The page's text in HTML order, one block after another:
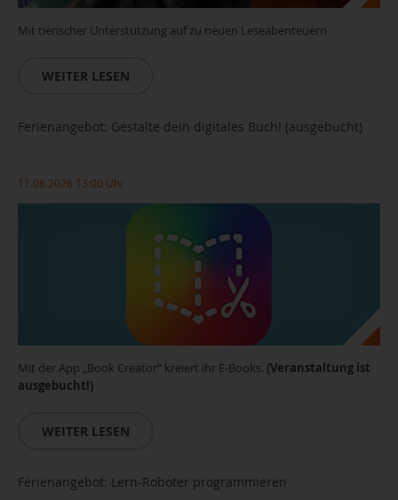
Mit tierischer Unterstützung auf zu neuen Leseabenteuern
WEITER LESEN
Ferienangebot: Gestalte dein digitales Buch! (ausgebucht)
11.08.2026 13:00 Uhr
Mit der App „Book Creator“ kreiert ihr E-Books. (Veranstaltung ist
ausgebucht!)
WEITER LESEN
Ferienangebot: Lern-Roboter programmieren